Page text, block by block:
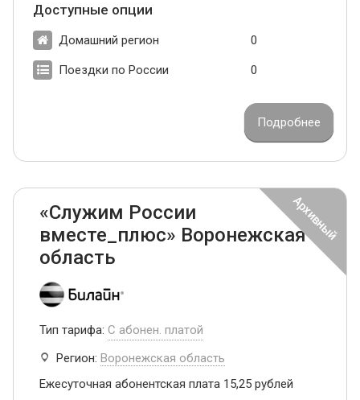
Доступные опции
Домашний регион 0
Поездки по России 0
Подробнее
«Служим России
вместе_плюс» Воронежская
область
Тип тарифа: С абонен. платой
Регион: Воронежская область
Ежесуточная абонентская плата 15,25 рублей